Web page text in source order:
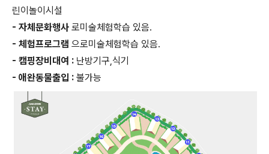
린이놀이시설
- 자체문화행사 로미술체험학습 있음.
- 체험프로그램 으로미술체험학습 있음.
- 캠핑장비대여 : 난방기구,식기
- 애완동물출입 : 불가능